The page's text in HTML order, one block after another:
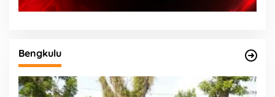
Bengkulu